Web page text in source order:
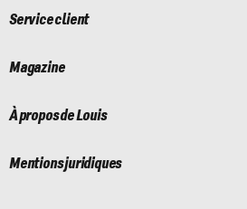
Service client
Magazine
À propos de Louis
Mentions juridiques